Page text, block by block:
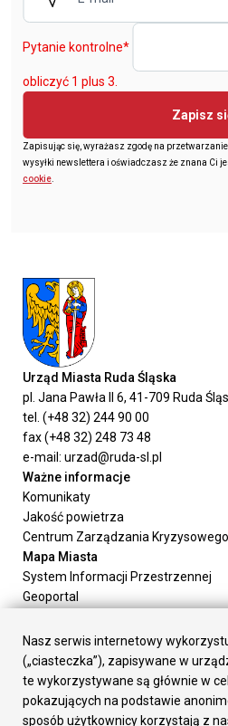
Pytanie kontrolne*
obliczyć 1 plus 3.
Zapisz
Zapisując się, wyrażasz zgodę na
wysyłki newslettera i oświadczasz że znana Ci
cookie
Urząd Miasta Ruda Śląska
pl. Jana Pawła II 6, 41-709 Ruda
tel. (+48 32) 244 90 00
fax (+48 32) 248 73 48
e-mail: urzad@ruda-sl.pl
Ważne informacje
Komunikaty
Jakość powietrza
Centrum Zarządzania Kryzysowego
Mapa Miasta
System Informacji Przestrzennej
Geoportal
Załatw sprawę
Prezydent Miasta
Rada Miasta
Wydziały
Elektroniczna Skrzynka Podawcza
Nasz serwis internetowy
(„ciasteczka”), zapisywane w
te wykorzystywane są głównie w
pokazujących na podstawie
sposób użytkownicy korzystają z